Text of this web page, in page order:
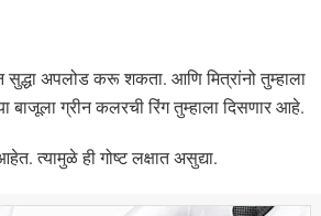
अपलोड करू शकता. आणि मित्रांनो तुम्हाला
ग्रीन कलरची रिंग तुम्हाला दिसणार आहे.
त्यामुळे ही गोष्ट लक्षात असुद्या.